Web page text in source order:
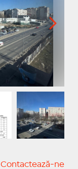
Contactează-ne